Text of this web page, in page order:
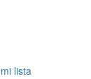
lista